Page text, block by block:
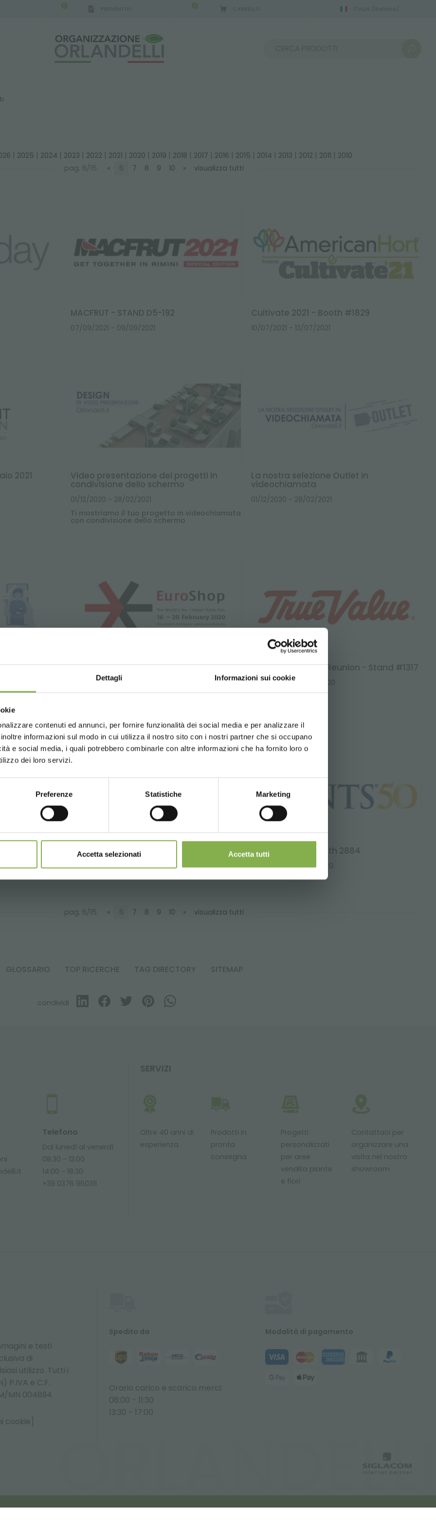
Dettagli Informazioni sui cookie
contenuti ed annunci, per fornire funzionalità dei social media e per analizzare il
informazioni sul modo in cui utilizza il nostro sito con i nostri partner che si occupano
e social media, i quali potrebbero combinarle con altre informazioni che ha fornito loro o
dei loro servizi.
Preferenze Statistiche Marketing
Accetta selezionati Accetta tutti
0 0
| 2025 | 2024 | 2023 | 2022| 2021 | 2020 | 2019 | 2018 | 2017 | 2016 | 2015 | 2014 | 2013 | 2012| 2011 | 2010
pag. 6/15
« 6 7 8 9 10 » visualizza tutti
MACFRUT - STAND D5-192
07/09/2021 - 09/09/2021
Cultivate 2021 - Booth #1829
10/07/2021 - 13/07/2021
2021 Video presentazione dei progetti in
condivisione dello schermo
01/12/2020 - 28/02/2021
Ti mostriamo il tuo progetto in videochiamata
con condivisione dello schermo
La nostra selezione Outlet in
videochiamata
01/12/2020 - 28/02/2021
Euroshop 2020 - Hall13 Stand 13D38
16/02/2020 - 21/02/2020
True Value Spring Reunion - Stand #1317
14/02/2020 - 16/02/2020
Convegno Nazionale AICG
16/01/2020 - 17/01/2020
MANTS - Hall A Booth 2884
08/01/2020 - 10/01/2020
pag. 6/15 « 6 7 8 9 10 » visualizza tutti
GLOSSARIO TOP RICERCHE TAG DIRECTORY SITEMAP
condividi
UNITED STATES ENGLISH
CONTINUE
Telefono
Dal lunedì al venerdì
08:30 - 13:00
14:00 - 18:30
+39 0376 960311
SERVIZI
Oltre 40 anni di
esperienza
Prodotti in
pronta
consegna
Progetti
personalizzati
per aree
vendita piante
e fiori
Contattaci per
organizzare una
visita nel nostro
showroom
E RISPARMIA SUBITO!
account e ottieni subito vantaggi esclusivi:
sul tuo primo ordine *
sempresu tutti i tuoi acquisti futuri *
sopra i 15.000 €
in anteprima (seleziona l'opzione Newsletter
REGISTRATI ORA
calcolati al netto di imballo e spedizione.
e testi
di
utilizzo. Tutti i
P.IVA e C.F.
MN 004894
cookie]
Spedito da
Orario carico e scarico merci:
08:00 - 11:30
13:30 - 17:00
Modalità di pagamento